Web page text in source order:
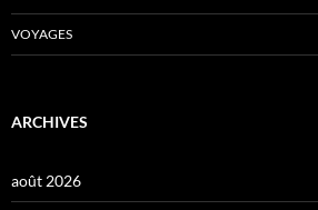
VOYAGES
ARCHIVES
août 2026